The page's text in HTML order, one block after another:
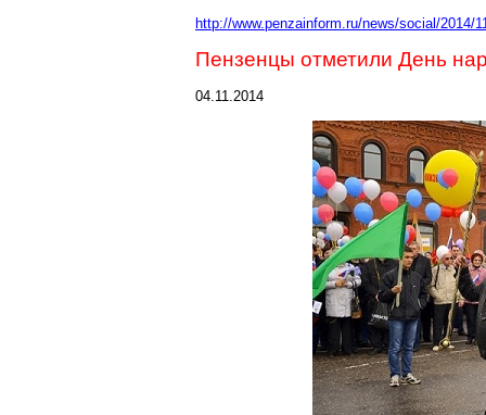
http://www.penzainform.ru/news/social/2014/
Пензенцы отметили День
04.11.2014